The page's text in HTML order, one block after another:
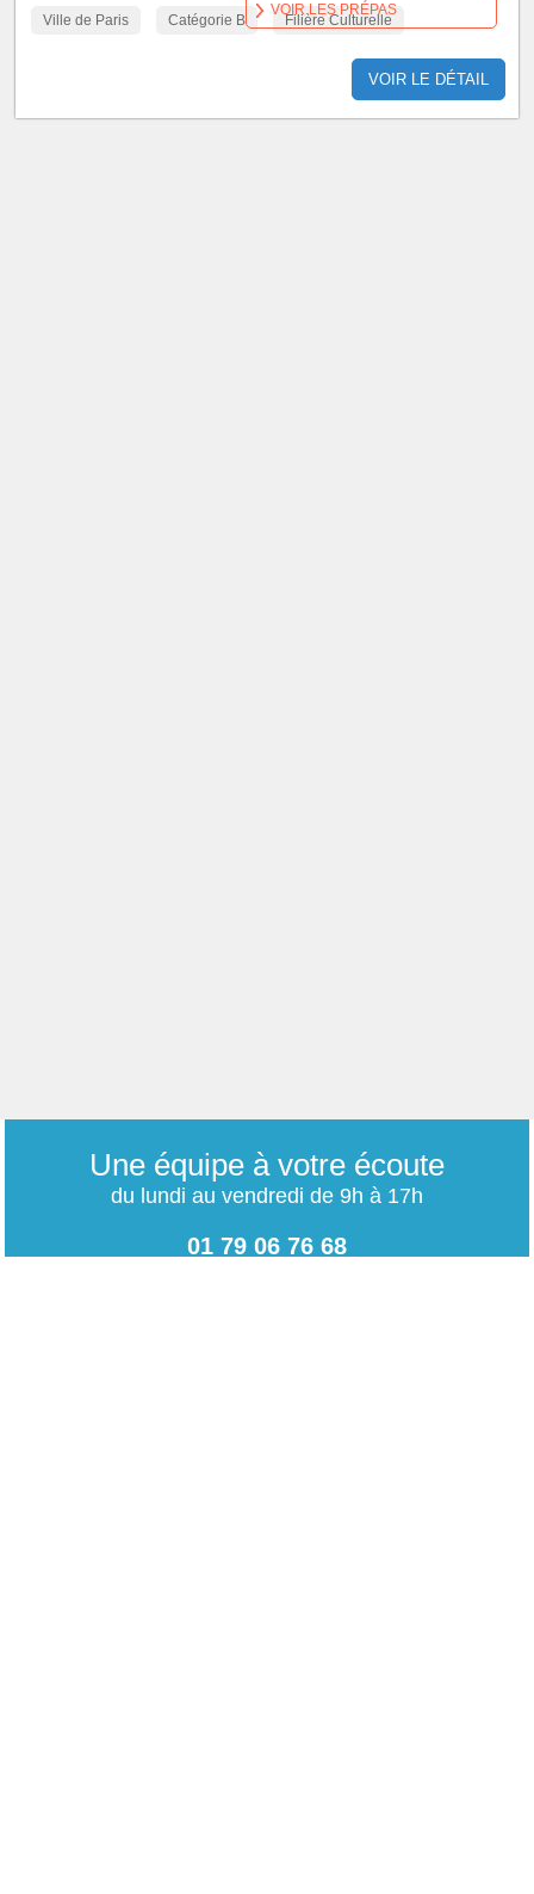
Ville de Paris Catégorie B Filière Culturelle
VOIR LE DÉTAIL
VOIR LES PRÉPAS
Une équipe à votre écoute
du lundi au vendredi de 9h à 17h
01 79 06 76 68